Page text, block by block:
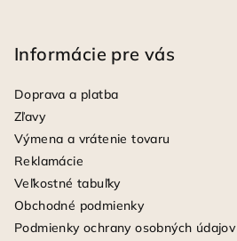
Informácie pre vás
Doprava a platba
Zľavy
Výmena a vrátenie tovaru
Reklamácie
Veľkostné tabuľky
Obchodné podmienky
Podmienky ochrany osobných údajov